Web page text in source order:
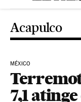
Acapulco
MÉXICO
7,1